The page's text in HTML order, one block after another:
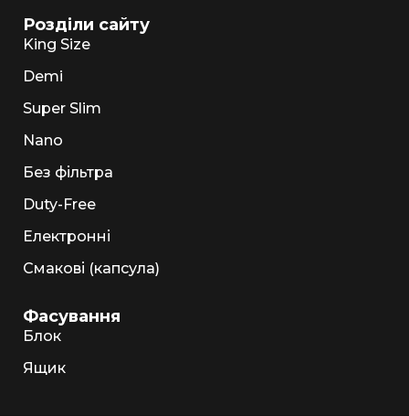
Розділи сайту
King Size
Demi
Super Slim
Nano
Без фільтра
Duty-Free
Електронні
Смакові (капсула)
Фасування
Блок
Ящик